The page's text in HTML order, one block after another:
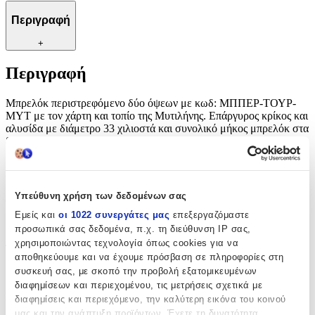
Υπεύθυνη χρήση των δεδομένων σας
Εμείς και οι 1022 συνεργάτες μας επεξεργαζόμαστε
προσωπικά σας δεδομένα, π.χ. τη διεύθυνση IP σας,
χρησιμοποιώντας τεχνολογία όπως cookies για να
αποθηκεύουμε και να έχουμε πρόσβαση σε πληροφορίες στη
συσκευή σας, με σκοπό την προβολή εξατομικευμένων
διαφημίσεων και περιεχομένου, τις μετρήσεις σχετικά με
διαφημίσεις και περιεχόμενο, την καλύτερη εικόνα του κοινού
Περιγραφή
+
Περιγραφή
Μπρελόκ περιστρεφόμενο δύο όψεων με κωδ: ΜΠΠΕΡ-ΤΟΥΡ-
ΜΥΤ με τον χάρτη και τοπίο της Μυτιλήνης. Επάργυρος κρίκος και
αλυσίδα με διάμετρο 33 χιλιοστά και συνολικό μήκος μπρελόκ στα
88 χιλιοστά.
Χαρακτηριστικά
Θέμα:
Ελλάδα
Τύπος:
Μπρελόκ
Κατασκευαστής: